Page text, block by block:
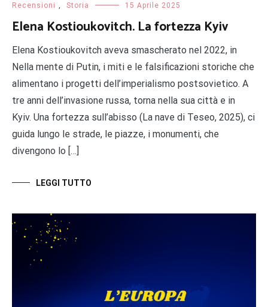
Recensioni Storia 15 Aprile 2025
Elena Kostioukovitch. La fortezza Kyiv
Elena Kostioukovitch aveva smascherato nel 2022, in
Nella mente di Putin, i miti e le falsificazioni storiche che
alimentano i progetti dell’imperialismo postsovietico. A
tre anni dell’invasione russa, torna nella sua città e in
Kyiv. Una fortezza sull’abisso (La nave di Teseo, 2025), ci
guida lungo le strade, le piazze, i monumenti, che
divengono lo […]
LEGGI TUTTO